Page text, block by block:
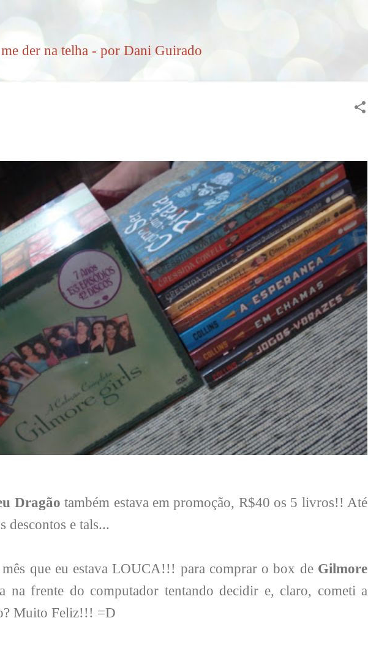
der na telha - por Dani Guirado
Dragão também estava em promoção, R$40 os 5 livros!! Até
descontos e tals...
que eu estava LOUCA!!! para comprar o box de Gilmore
na frente do computador tentando decidir e, claro, cometi a
Muito Feliz!!! =D